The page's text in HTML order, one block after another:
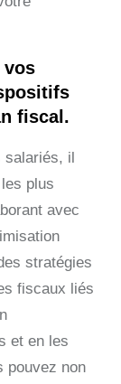
vos
fiscal.
salariés, il
plus
avec
stratégies
fiscaux liés
et en les
pouvez non